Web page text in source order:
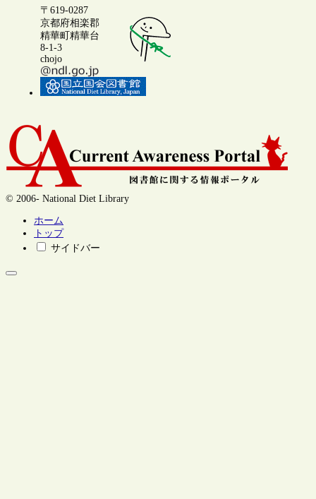
〒619-0287
京都府相楽郡
精華町精華台
8-1-3
chojo
© 2006- National Diet Library
ホーム
トップ
サイドバー